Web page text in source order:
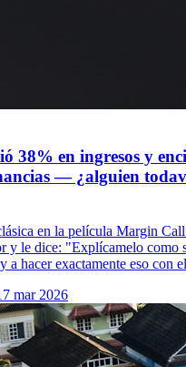
38% en ingresos y
— ¿alguien
en la película Margin
y le dice: "Explícamelo como
a hacer exactamente eso con
mar 2026